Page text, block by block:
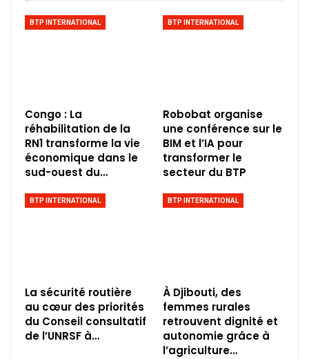
BTP INTERNATIONAL
Congo : La
réhabilitation de la
RN1 transforme la vie
économique dans le
sud-ouest du…
BTP INTERNATIONAL
Robobat organise
une conférence sur le
BIM et l’IA pour
transformer le
secteur du BTP
BTP INTERNATIONAL
La sécurité routière
au cœur des priorités
du Conseil consultatif
de l’UNRSF à…
BTP INTERNATIONAL
À Djibouti, des
femmes rurales
retrouvent dignité et
autonomie grâce à
l’agriculture…